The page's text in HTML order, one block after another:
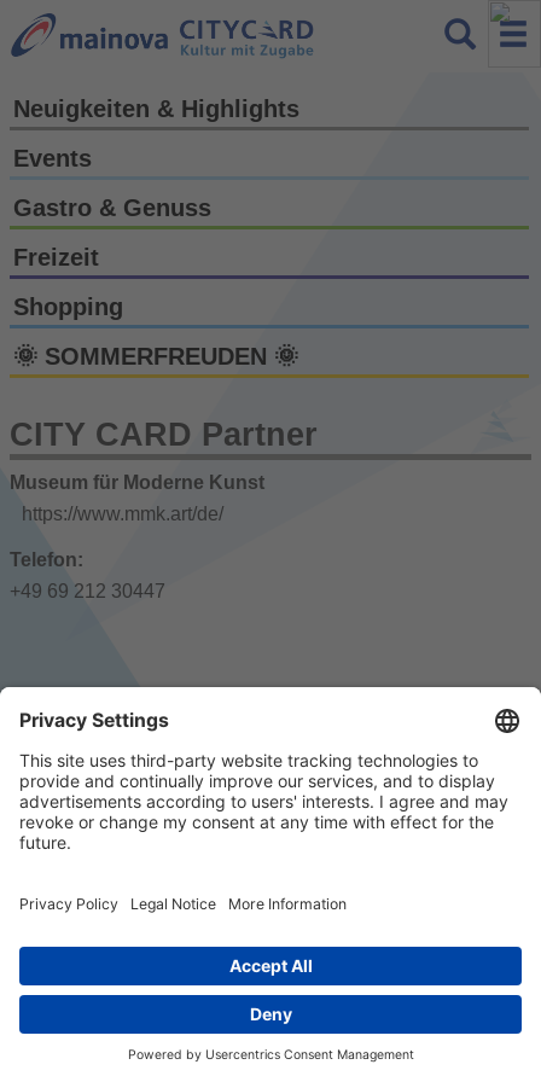
Neuigkeiten & Highlights
Events
Gastro & Genuss
Freizeit
Shopping
🌞 SOMMERFREUDEN 🌞
CITY CARD Partner
Museum für Moderne Kunst
https://www.mmk.art/de/
Telefon:
+49 69 212 30447